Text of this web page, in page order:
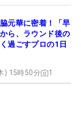
元華に密着！「早
ら、ラウンド後の
過ごすプロの1日
) 15時50分 1